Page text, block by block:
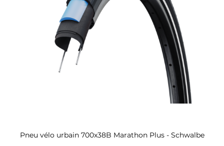
Aperçu rapide
Pneu vélo urbain 700x38B Marathon Plus - Schwalbe